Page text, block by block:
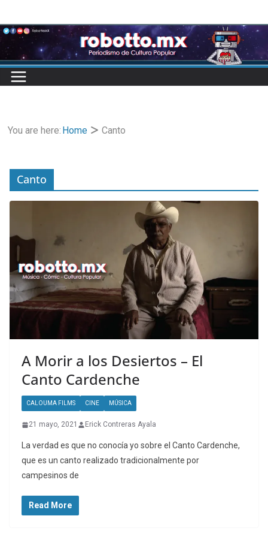
to
content
You are here: Home Canto
Canto
A Morir a los Desiertos – El
Canto Cardenche
CALOUMA FILMS CINE MÚSICA
21 mayo, 2021 Erick Contreras Ayala
La verdad es que no conocía yo sobre el Canto Cardenche,
que es un canto realizado tradicionalmente por
campesinos de
Read More